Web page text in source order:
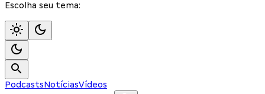
Escolha seu tema:
PodcastsNotíciasVídeos